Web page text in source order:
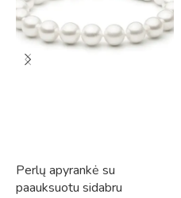
Perlų apyrankė su
paauksuotu sidabru